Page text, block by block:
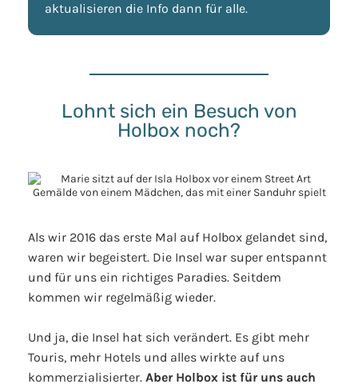
aktualisieren die Info dann für alle.
Lohnt sich ein Besuch von
Holbox noch?
Als wir 2016 das erste Mal auf Holbox gelandet sind,
waren wir begeistert. Die Insel war super entspannt
und für uns ein richtiges Paradies. Seitdem
kommen wir regelmäßig wieder.
Und ja, die Insel hat sich verändert. Es gibt mehr
Touris, mehr Hotels und alles wirkte auf uns
kommerzialisierter. Aber Holbox ist für uns auch